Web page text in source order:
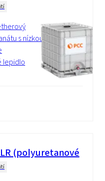
s nízkou
lepidlo
(polyuretanové